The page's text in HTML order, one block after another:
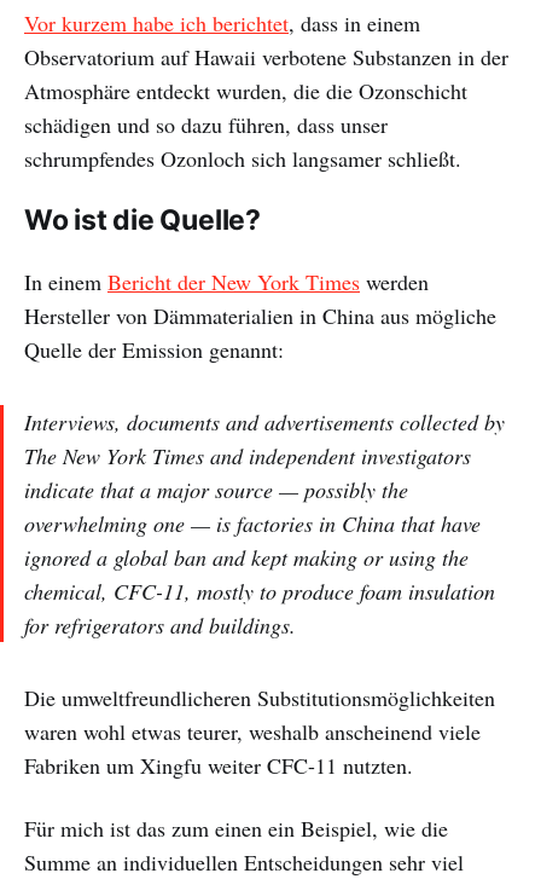
Vor kurzem habe ich berichtet, dass in einem
Observatorium auf Hawaii verbotene Substanzen in der
Atmosphäre entdeckt wurden, die die Ozonschicht
schädigen und so dazu führen, dass unser
schrumpfendes Ozonloch sich langsamer schließt.
Wo ist die Quelle?
In einem Bericht der New York Times werden
Hersteller von Dämmaterialien in China aus mögliche
Quelle der Emission genannt:
Interviews, documents and advertisements collected by
The New York Times and independent investigators
indicate that a major source — possibly the
overwhelming one — is factories in China that have
ignored a global ban and kept making or using the
chemical, CFC-11, mostly to produce foam insulation
for refrigerators and buildings.
Die umweltfreundlicheren Substitutionsmöglichkeiten
waren wohl etwas teurer, weshalb anscheinend viele
Fabriken um Xingfu weiter CFC-11 nutzten.
Für mich ist das zum einen ein Beispiel, wie die
Summe an individuellen Entscheidungen sehr viel